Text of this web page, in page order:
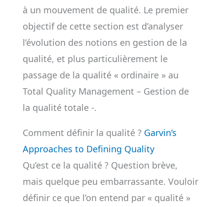
à un mouvement de qualité. Le premier
objectif de cette section est d’analyser
l’évolution des notions en gestion de la
qualité, et plus particulièrement le
passage de la qualité « ordinaire » au
Total Quality Management – Gestion de
la qualité totale -.
Comment définir la qualité ? Garvin’s
Approaches to Defining Quality
Qu’est ce la qualité ? Question brève,
mais quelque peu embarrassante. Vouloir
définir ce que l’on entend par « qualité »